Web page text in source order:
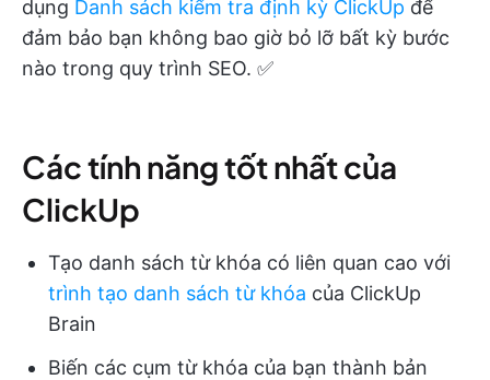
dụng Danh sách kiểm tra định kỳ ClickUp để
đảm bảo bạn không bao giờ bỏ lỡ bất kỳ bước
nào trong quy trình SEO. ✅
Các tính năng tốt nhất của
ClickUp
Tạo danh sách từ khóa có liên quan cao với
trình tạo danh sách từ khóa của ClickUp
Brain
Biến các cụm từ khóa của bạn thành bản